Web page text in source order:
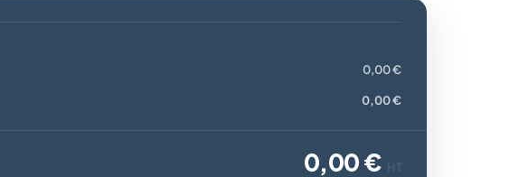
0,00 €
0,00 €
0,00 € HT